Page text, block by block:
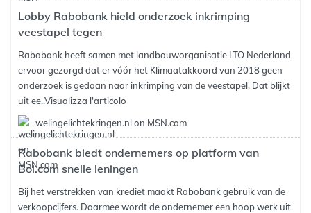
Lobby Rabobank hield onderzoek inkrimping
veestapel tegen
Rabobank heeft samen met landbouworganisatie LTO Nederland
ervoor gezorgd dat er vóór het Klimaatakkoord van 2018 geen
onderzoek is gedaan naar inkrimping van de veestapel. Dat blijkt
uit ee..Visualizza l'articolo
welingelichtekringen.nl on MSN.com
Rabobank biedt ondernemers op platform van
Bol.com snelle leningen
Bij het verstrekken van krediet maakt Rabobank gebruik van de
verkoopcijfers. Daarmee wordt de ondernemer een hoop werk uit